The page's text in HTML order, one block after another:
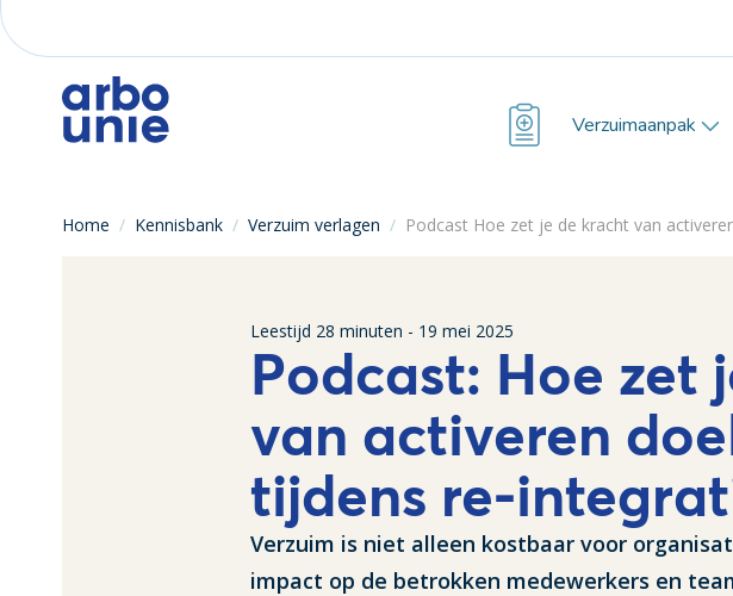
Verzuimaanpak
Home / Kennisbank / Verzuim verlagen / Podcast Hoe zet je de kracht van
Leestijd 28 minuten - 19 mei 2025
Podcast: Hoe zet
van activeren
tijdens re-
Verzuim is niet alleen kostbaar voor
impact op de betrokken medewerkers en